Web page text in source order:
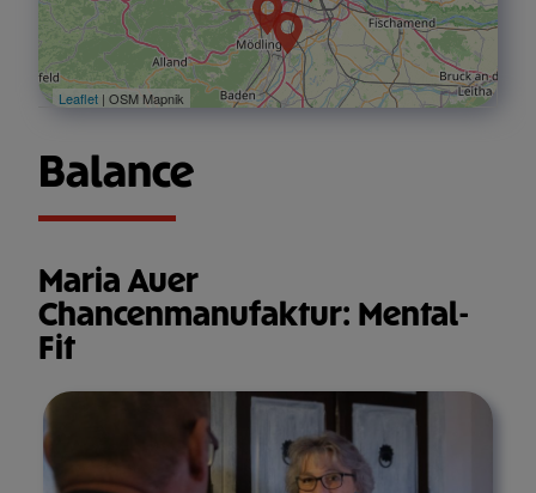
Leaflet| OSM Mapnik
Balance
Maria Auer
Chancenmanufaktur: Mental-
Fit